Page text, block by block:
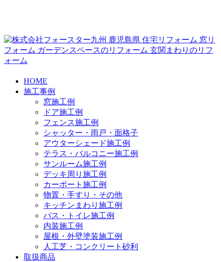
HOME
施工事例
窓施工例
ドア施工例
フェンス施工例
シャッター・雨戸・面格子
アウターシェード施工例
テラス・バルコニー施工例
サンルーム施工例
デッキ周り施工例
カーポート施工例
物置・手すり・その他
キッチンまわり施工例
バス・トイレ施工例
内装施工例
屋根・外壁塗装施工例
人工芝・コンクリート砂利
取扱商品